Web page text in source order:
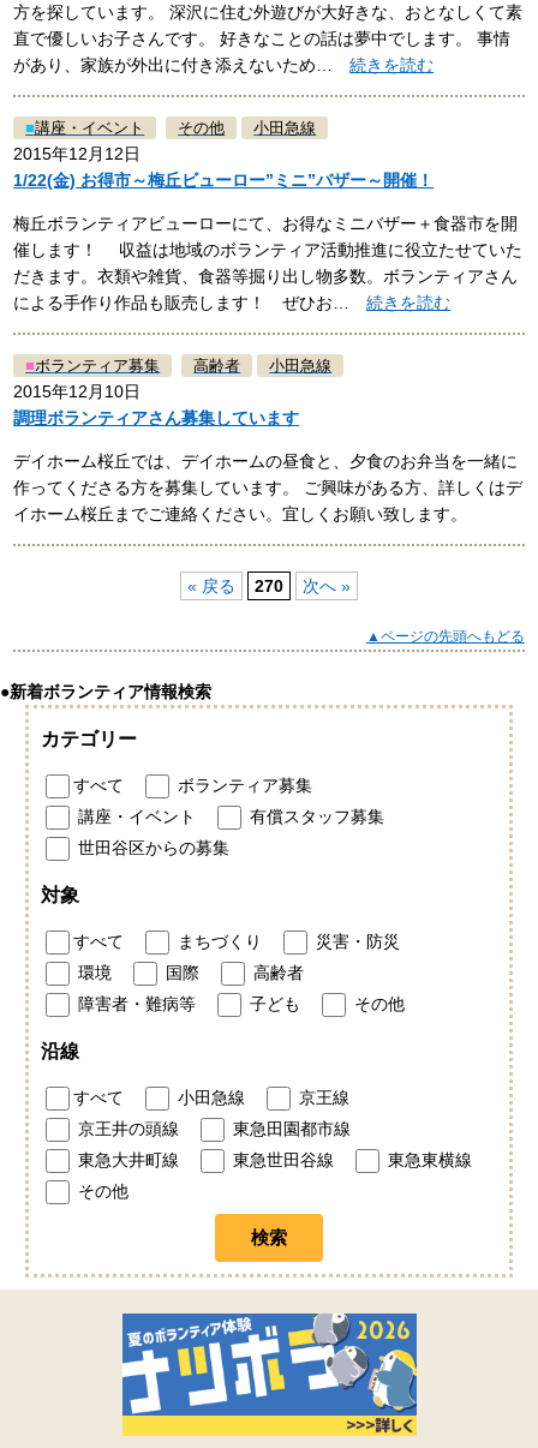
方を探しています。 深沢に住む外遊びが大好きな、おとなしくて素
直で優しいお子さんです。 好きなことの話は夢中でします。 事情
があり、家族が外出に付き添えないため…続きを読む
■講座・イベント その他 小田急線
2015年12月12日
1/22(金) お得市～梅丘ビューロー”ミニ”バザー～開催！
梅丘ボランティアビューローにて、お得なミニバザー＋食器市を開
催します！ 収益は地域のボランティア活動推進に役立たせていた
だきます。衣類や雑貨、食器等掘り出し物多数。ボランティアさん
による手作り作品も販売します！ ぜひお…続きを読む
■ボランティア募集 高齢者 小田急線
2015年12月10日
調理ボランティアさん募集しています
デイホーム桜丘では、デイホームの昼食と、夕食のお弁当を一緒に
作ってくださる方を募集しています。 ご興味がある方、詳しくはデ
イホーム桜丘までご連絡ください。宜しくお願い致します。
« 戻る 270 次へ »
▲ページの先頭へもどる
●新着ボランティア情報検索
カテゴリー
すべて
ボランティア募集
講座・イベント
有償スタッフ募集
世田谷区からの募集
対象
すべて まちづくり
災害・防災
環境
国際
高齢者
障害者・難病等
子ども その他
沿線
すべて 小田急線
京王線
京王井の頭線
東急田園都市線
東急大井町線
東急世田谷線
東急東横線
その他